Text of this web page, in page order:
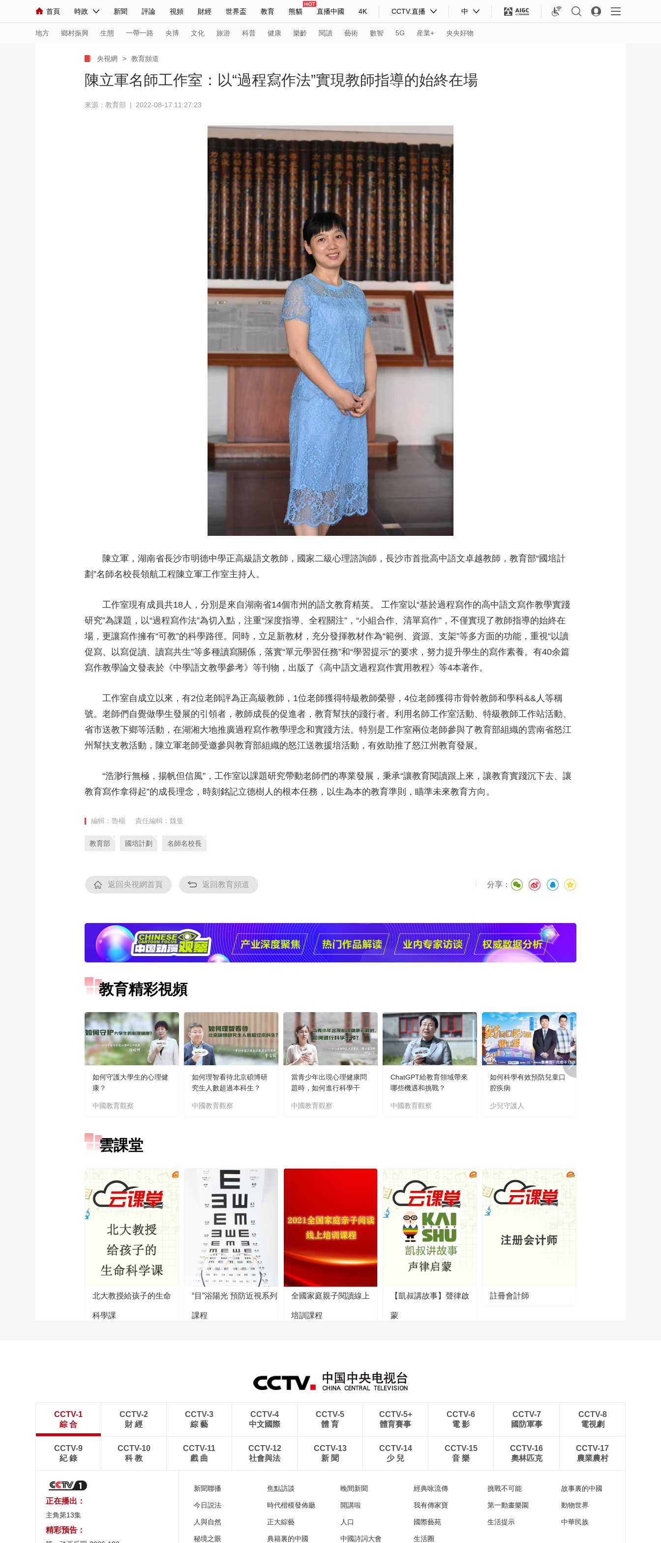
首頁 時政 新聞 評論 視頻 財經 世界盃 教育 熊貓 直播中國 4K CCTV.直播 中
人民領袖習近平 聯播+ 中國領導人 央視快評 習式妙語 熱解讀 天天學習
直播 片庫 欄目大全 節目單 聽音 微視頻 主持人 下載央視影音
海外頻道 iPanda English Монгол
地方 鄉村振興 生態 一帶一路 央博 文化 旅游 科普 健康 樂齡 閱讀 藝術 數智 5G 産業+ 央央好物
天天學習 習式妙語 央視快評 央視網評 光華銳評
熊貓頻道 VR/AR 4K專區 全景新聞
新兵請入列 人生第一次 人生第二次
2026年冬奧會 CBA NBA 中超 國足 國際足球 網球 綜合體育
生活體育大會 體育江湖 文化體育 冰雪道路 足球道路
一帶一路 央博 非遺 文化 旅游 科普 健康 樂齡 閱讀
雲起 超級工廠 智敬中國 全民健康 顏選攻略 海洋 時尚
總台企業白名單
央視網 > 教育頻道
陳立軍名師工作室：以“過程寫作法”實現教師指導的始終在場
來源：教育部 | 2022-08-17 11:27:23
陳立軍，湖南省長沙市明德中學正高級語文教師，國家二級心理諮詢師，長沙市首批高中語文卓越教師，教育部“國培計
劃”名師名校長領航工程陳立軍工作室主持人。
工作室現有成員共18人，分別是來自湖南省14個市州的語文教育精英。 工作室以“基於過程寫作的高中語文寫作教學實踐
研究”為課題，以“過程寫作法”為切入點，注重“深度指導、全程關注”，“小組合作、清單寫作”，不僅實現了教師指導的始終在
場，更讓寫作擁有“可教”的科學路徑。同時，立足新教材，充分發揮教材作為“範例、資源、支架”等多方面的功能，重視“以讀
促寫、以寫促讀、讀寫共生”等多種讀寫關係，落實“單元學習任務”和“學習提示”的要求，努力提升學生的寫作素養。有40余篇
寫作教學論文發表於《中學語文教學參考》等刊物，出版了《高中語文過程寫作實用教程》等4本著作。
工作室自成立以來，有2位老師評為正高級教師，1位老師獲得特級教師榮譽，4位老師獲得市骨幹教師和學科&&人等稱
號。老師們自覺做學生發展的引領者，教師成長的促進者，教育幫扶的踐行者。利用名師工作室活動、特級教師工作站活動、
省市送教下鄉等活動，在湖湘大地推廣過程寫作教學理念和實踐方法。特別是工作室兩位老師參與了教育部組織的雲南省怒江
州幫扶支教活動，陳立軍老師受邀參與教育部組織的怒江送教援培活動，有效助推了怒江州教育發展。
“浩渺行無極，揚帆但信風”，工作室以課題研究帶動老師們的專業發展，秉承“讓教育閱讀跟上來，讓教育實踐沉下去、讓
教育寫作拿得起”的成長理念，時刻銘記立德樹人的根本任務，以生為本的教育準則，瞄準未來教育方向。
編輯：魯楊 責任編輯：魏曼
教育部 國培計劃 名師名校長
返回央視網首頁 返回教育頻道 分享：
教育精彩視頻
如何守護大學生的心理健
康？
中國教育觀察
如何理智看待北京碩博研
究生人數超過本科生？
中國教育觀察
當青少年出現心理健康問
題時，如何進行科學干
中國教育觀察
ChatGPT給教育領域帶來
哪些機遇和挑戰？
中國教育觀察
如何科學有效預防兒童口
腔疾病
少兒守護人
雲課堂
北大教授給孩子的生命
科學課
“目”浴陽光 預防近視系列
課程
全國家庭親子閱讀線上
培訓課程
【凱叔講故事】聲律啟
蒙
註冊會計師
CCTV-1
綜 合
CCTV-2
財 經
CCTV-3
綜 藝
CCTV-4
中文國際
CCTV-5
體 育
CCTV-5+
體育賽事
CCTV-6
電 影
CCTV-7
國防軍事
CCTV-8
電視劇
CCTV-9
紀 錄
CCTV-10
科 教
CCTV-11
戲 曲
CCTV-12
社會與法
CCTV-13
新 聞
CCTV-14
少 兒
CCTV-15
音 樂
CCTV-16
奧林匹克
CCTV-17
農業農村
正在播出：
主角第13集
精彩预告：
新聞聯播 焦點訪談 晚間新聞 經典咏流傳 挑戰不可能 故事裏的中國
今日説法 時代楷模發佈廳 開講啦 我有傳家寶 第一動畫樂園 動物世界
人與自然 正大綜藝 人口 國際藝苑 生活提示 中華民族
秘境之眼 典籍裏的中國 中國詩詞大會 生活圈